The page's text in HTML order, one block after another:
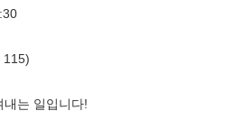
115)
내는 일입니다!